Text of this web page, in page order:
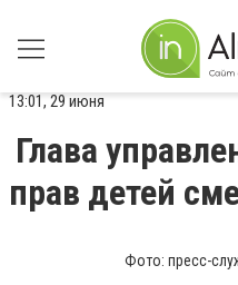
13:01, 29 июня
Глава
прав детей
Фото: пресс-